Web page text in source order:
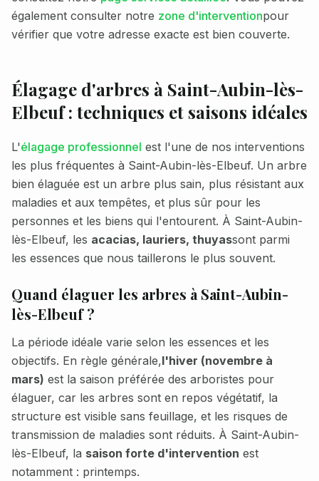
également consulter notre zone d'interventionpour
vérifier que votre adresse exacte est bien couverte.
Élagage d'arbres à Saint-Aubin-lès-
Elbeuf: techniques et saisons idéales
L'élagage professionnel est l'une de nos interventions
les plus fréquentes à Saint-Aubin-lès-Elbeuf. Un arbre
bien élaguée est un arbre plus sain, plus résistant aux
maladies et aux tempêtes, et plus sûr pour les
personnes et les biens qui l'entourent. À Saint-Aubin-
lès-Elbeuf, les acacias, lauriers, thuyassont parmi
les essences que nous taillerons le plus souvent.
Quand élaguer les arbres à Saint-Aubin-
lès-Elbeuf?
La période idéale varie selon les essences et les
objectifs. En règle générale,l'hiver (novembre à
mars) est la saison préférée des arboristes pour
élaguer, car les arbres sont en repos végétatif, la
structure est visible sans feuillage, et les risques de
transmission de maladies sont réduits. À Saint-Aubin-
lès-Elbeuf, la saison forte d'intervention est
notamment : printemps.